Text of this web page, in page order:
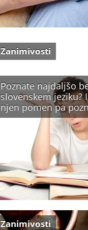
Poznate najdaljšo
slovenskem jeziku?
njen pomen pa
Zanimivosti
Zanimivosti